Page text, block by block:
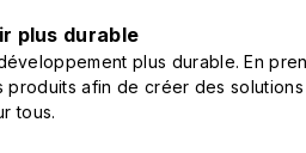
plus durable
plus durable. En
afin de créer des
tous.